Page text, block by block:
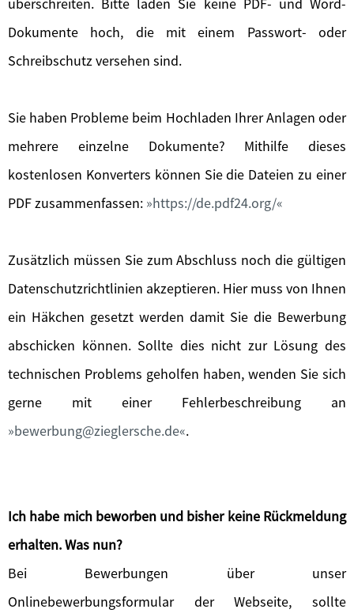
Dokumente hoch, die mit einem Passwort- oder
Schreibschutz versehen sind.
Sie haben Probleme beim Hochladen Ihrer Anlagen oder
mehrere einzelne Dokumente? Mithilfe dieses
kostenlosen Konverters können Sie die Dateien zu einer
PDF zusammenfassen: https://de.pdf24.org/
Zusätzlich müssen Sie zum Abschluss noch die gültigen
Datenschutzrichtlinien akzeptieren. Hier muss von Ihnen
ein Häkchen gesetzt werden damit Sie die Bewerbung
abschicken können. Sollte dies nicht zur Lösung des
technischen Problems geholfen haben, wenden Sie sich
gerne mit einer Fehlerbeschreibung an
bewerbung@zieglersche.de .
Ich habe mich beworben und bisher keine Rückmeldung
erhalten. Was nun?
Bei Bewerbungen über unser
Onlinebewerbungsformular der Webseite, sollte